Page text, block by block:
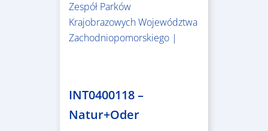
Zespół Parków
Krajobrazowych Województwa
Zachodniopomorskiego |
INT0400118 –
Natur+Oder